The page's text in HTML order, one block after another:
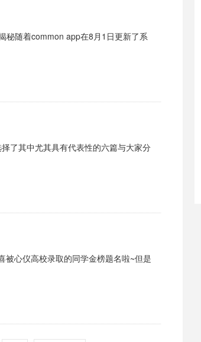
随着common app在8月1日更新了系
了其中尤其具有代表性的六篇与大家分
心仪高校录取的同学金榜题名啦~但是